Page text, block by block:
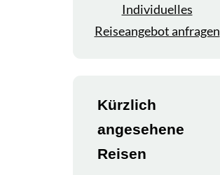
Individuelles
Reiseangebot anfragen
Kürzlich
angesehene
Reisen